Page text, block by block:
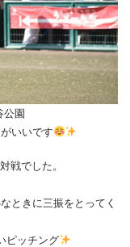
公園
いいです
戦でした。
ときに三振をとってく
ピッチング